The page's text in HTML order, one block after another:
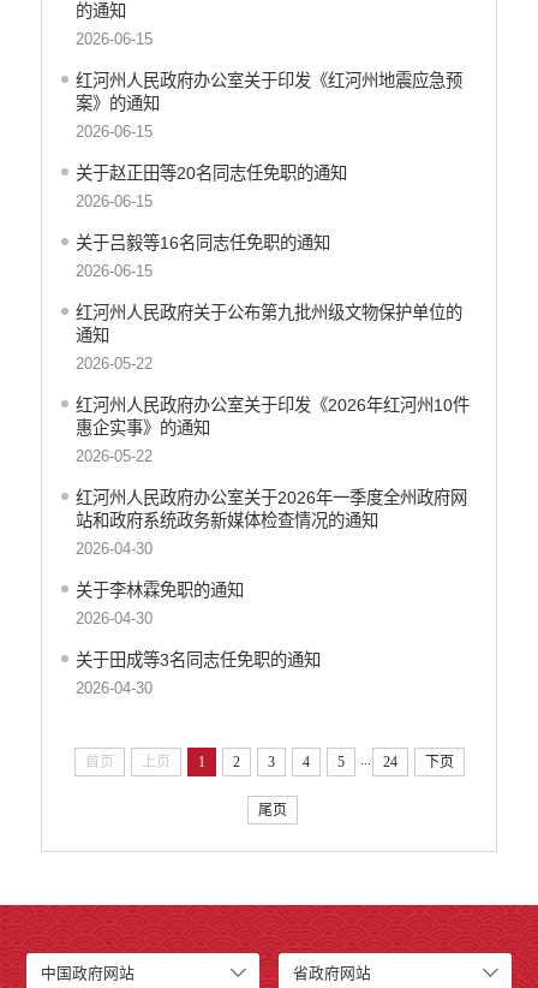
的通知
2026-06-15
红河州人民政府办公室关于印发《红河州地震应急预
案》的通知
2026-06-15
关于赵正田等20名同志任免职的通知
2026-06-15
关于吕毅等16名同志任免职的通知
2026-06-15
红河州人民政府关于公布第九批州级文物保护单位的
通知
2026-05-22
红河州人民政府办公室关于印发《2026年红河州10件
惠企实事》的通知
2026-05-22
红河州人民政府办公室关于2026年一季度全州政府网
站和政府系统政务新媒体检查情况的通知
2026-04-30
关于李林霖免职的通知
2026-04-30
关于田成等3名同志任免职的通知
2026-04-30
首页 上页 1 2 3 4 5 ... 24 下页
尾页
中国政府网站 省政府网站